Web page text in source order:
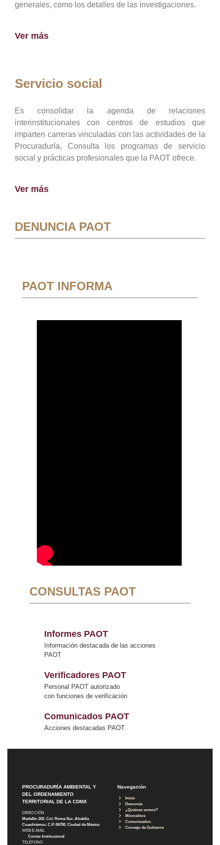
generales, como los detalles de las investigaciones.
Ver más
Servicio social
Es consolidar la agenda de relaciones
interinstitucionales con centros de estudios que
imparten carreras vinculadas con las actividades de la
Procuraduría, Consulta los programas de servicio
social y prácticas profesionales que la PAOT ofrece.
Ver más
DENUNCIA PAOT
PAOT INFORMA
CONSULTAS PAOT
Informes PAOT
Información destacada de las acciones
PAOT
Verificadores PAOT
Personal PAOT autorizado
con funciones de verificación
Comunicados PAOT
Acciones destacadas PAOT
PROCURADURÍA AMBIENTAL Y
DEL ORDENAMIENTO
TERRITORIAL DE LA CDMX
DIRECCIÓN
Medellín 202, Col. Roma Sur, Alcaldía
Cuauhtémoc, C.P. 06700, Ciudad de México
WEB E-MAIL
Correo Institucional
TELÉFONO
Navegación
Inicio
Denuncia
¿Quiénes somos?
Micrositios
Comunicados
Consejo de Gobierno